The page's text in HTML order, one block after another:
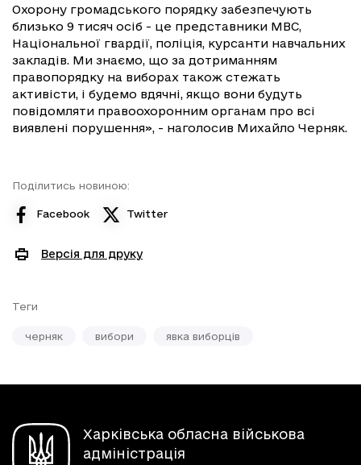
Охорону громадського порядку забезпечують
близько 9 тисяч осіб - це представники МВС,
Національної гвардії, поліція, курсанти навчальних
закладів. Ми знаємо, що за дотриманням
правопорядку на виборах також стежать
активісти, і будемо вдячні, якщо вони будуть
повідомляти правоохоронним органам про всі
виявлені порушення», - наголосив Михайло Черняк.
Поділитись новиною:
Facebook Twitter
Версія для друку
Теги
черняк вибори явка виборців
Харківська обласна військова
адміністрація